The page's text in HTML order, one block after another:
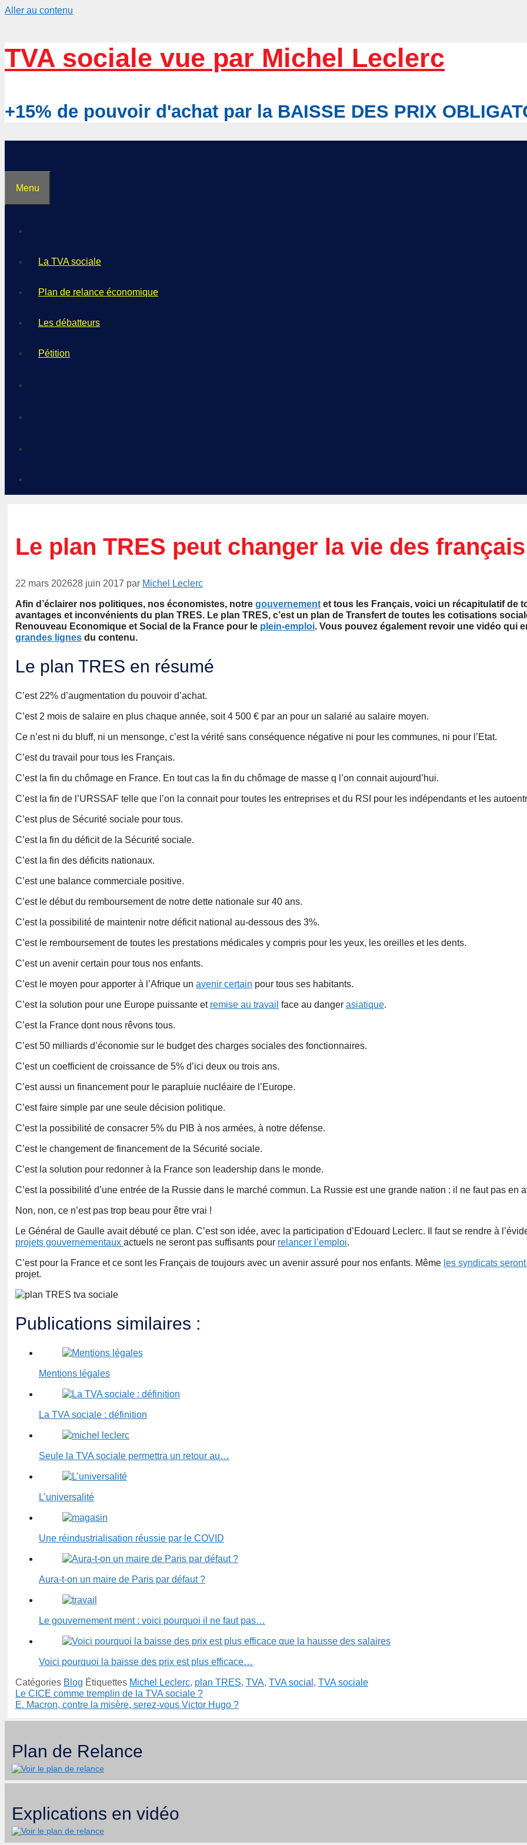
Aller au contenu
TVA sociale vue par Michel Leclerc
+15% de pouvoir d'achat par la BAISSE DES PRIX
Menu
La TVA sociale
Plan de relance économique
Les débatteurs
Pétition
Le plan TRES peut changer la vie des français
22 mars 202628 juin 2017 par Michel Leclerc
Afin d’éclairer nos politiques, nos économistes, notre gouvernement et tous les Français, voici un récapitulatif de
avantages et inconvénients du plan TRES. Le plan TRES, c’est un plan de Transfert de toutes les cotisations
Renouveau Economique et Social de la France pour le plein-emploi. Vous pouvez également revoir une vidéo qui
grandes lignes du contenu.
Le plan TRES en résumé
C’est 22% d’augmentation du pouvoir d’achat.
C’est 2 mois de salaire en plus chaque année, soit 4 500 € par an pour un salarié au salaire moyen.
Ce n’est ni du bluff, ni un mensonge, c’est la vérité sans conséquence négative ni pour les communes, ni pour l’Etat.
C’est du travail pour tous les Français.
C’est la fin du chômage en France. En tout cas la fin du chômage de masse q l’on connait aujourd’hui.
C’est la fin de l’URSSAF telle que l’on la connait pour toutes les entreprises et du RSI pour les indépendants et les
C’est plus de Sécurité sociale pour tous.
C’est la fin du déficit de la Sécurité sociale.
C’est la fin des déficits nationaux.
C’est une balance commerciale positive.
C’est le début du remboursement de notre dette nationale sur 40 ans.
C’est la possibilité de maintenir notre déficit national au-dessous des 3%.
C’est le remboursement de toutes les prestations médicales y compris pour les yeux, les oreilles et les dents.
C’est un avenir certain pour tous nos enfants.
C’est le moyen pour apporter à l’Afrique un avenir certain pour tous ses habitants.
C’est la solution pour une Europe puissante et remise au travail face au danger asiatique.
C’est la France dont nous rêvons tous.
C’est 50 milliards d’économie sur le budget des charges sociales des fonctionnaires.
C’est un coefficient de croissance de 5% d’ici deux ou trois ans.
C’est aussi un financement pour le parapluie nucléaire de l’Europe.
C’est faire simple par une seule décision politique.
C’est la possibilité de consacrer 5% du PIB à nos armées, à notre défense.
C’est le changement de financement de la Sécurité sociale.
C’est la solution pour redonner à la France son leadership dans le monde.
C’est la possibilité d’une entrée de la Russie dans le marché commun. La Russie est une grande nation : il ne faut pas en
Non, non, ce n’est pas trop beau pour être vrai !
Le Général de Gaulle avait débuté ce plan. C’est son idée, avec la participation d’Edouard Leclerc. Il faut se rendre à
projets gouvernementaux actuels ne seront pas suffisants pour relancer l’emploi.
C’est pour la France et ce sont les Français de toujours avec un avenir assuré pour nos enfants. Même les syndicats
projet.
Publications similaires :
Mentions légales
La TVA sociale : définition
Seule la TVA sociale permettra un retour au…
L’universalité
Une réindustrialisation réussie par le COVID
Aura-t-on un maire de Paris par défaut ?
Le gouvernement ment : voici pourquoi il ne faut pas…
Voici pourquoi la baisse des prix est plus efficace…
Catégories Blog Étiquettes Michel Leclerc, plan TRES, TVA, TVA social , TVA sociale
Le CICE comme tremplin de la TVA sociale ?
E. Macron, contre la misère, serez-vous Victor Hugo ?
Plan de Relance
Explications en vidéo